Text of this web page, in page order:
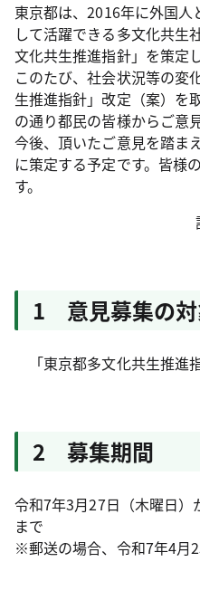
東京都は、2016年に外国人
して活躍できる多文化共生
文化共生推進指針」を策定
このたび、社会状況等の変
生推進指針」改定（案）を
の通り都民の皆様からご意
今後、頂いたご意見を踏ま
に策定する予定です。皆様
す。
1 意見募集の
「東京都多文化共生推進
2 募集期間
令和7年3月27日（木曜日）
まで
※郵送の場合、令和7年4月